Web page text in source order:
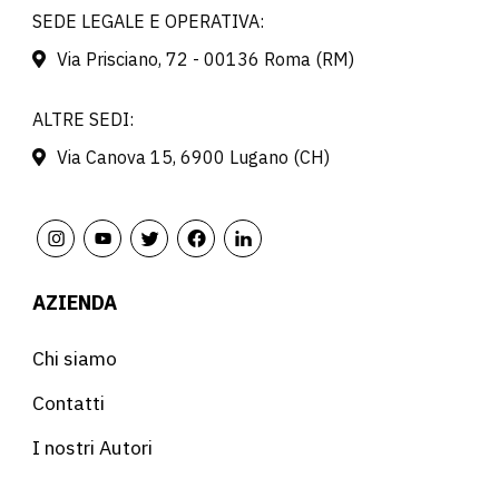
SEDE LEGALE E OPERATIVA:
Via Prisciano, 72 - 00136 Roma (RM)
ALTRE SEDI:
Via Canova 15, 6900 Lugano (CH)
AZIENDA
Chi siamo
Contatti
I nostri Autori